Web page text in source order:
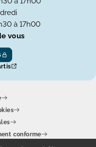
à 17h00
vous
conforme